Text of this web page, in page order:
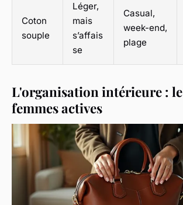
Coton
souple
Léger,
mais
s’affais
se
Casual,
week-end,
plage
L'organisation intérieure : le
femmes actives